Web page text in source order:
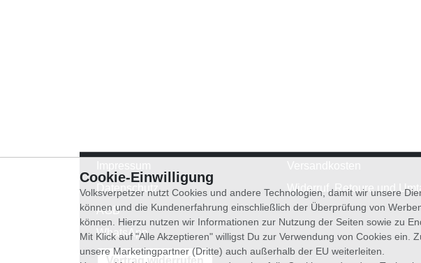
Datenschutz
AGB
WhatsApp
Widerruf, Retoure und
Vertrag widerrufen
Cookie-Einwilligung
Volksverpetzer nutzt Cookies und andere Technologien, damit wir unsere
können und die Kundenerfahrung einschließlich der Überprüfung von
können. Hierzu nutzen wir Informationen zur Nutzung der Seiten sowie zu
Mit Klick auf "Alle Akzeptieren" willigst Du zur Verwendung von Cookies
unsere Marketingpartner (Dritte) auch außerhalb der EU weiterleiten.